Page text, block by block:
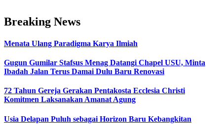
Breaking News
Menata Ulang Paradigma Karya Ilmiah
Gugun Gumilar Stafsus Menag Datangi Chapel USU, Minta
Ibadah Jalan Terus Damai Dulu Baru Renovasi
72 Tahun Gereja Gerakan Pentakosta Ecclesia Christi
Komitmen Laksanakan Amanat Agung
Usia Delapan Puluh sebagai Horizon Baru Kebangkitan